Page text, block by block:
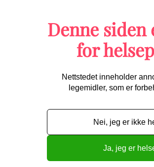
Denne
for
Nettstedet inneholder
legemidler, som er
Nei, jeg er ikke
Ja, jeg er